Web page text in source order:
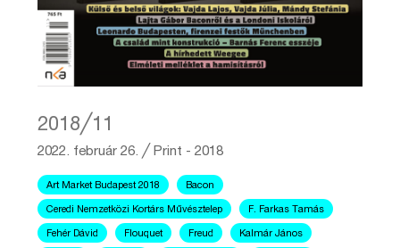
2018╱11
2022. február 26. ╱ Print - 2018
Art Market Budapest 2018 Bacon
Ceredi Nemzetközi Kortárs Művésztelep F. Farkas Tamás
Fehér Dávid Flouquet Freud Kalmár János